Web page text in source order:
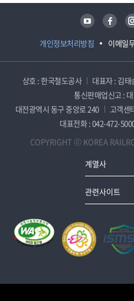
개인정보처리방침 이메일
유튜브 페이스북 인스타그램
상호 : 한국철도공사 대표자 : 김태
통신판매업신고 :
대전광역시 동구 중앙로 240
고객센
대표전화 : 042-472-
COPYRIGHT ⓒ KOREA
계열사
관련사이트